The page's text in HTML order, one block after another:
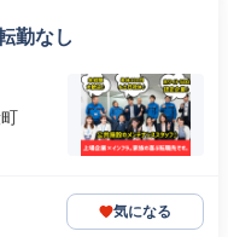
勤なし
気になる